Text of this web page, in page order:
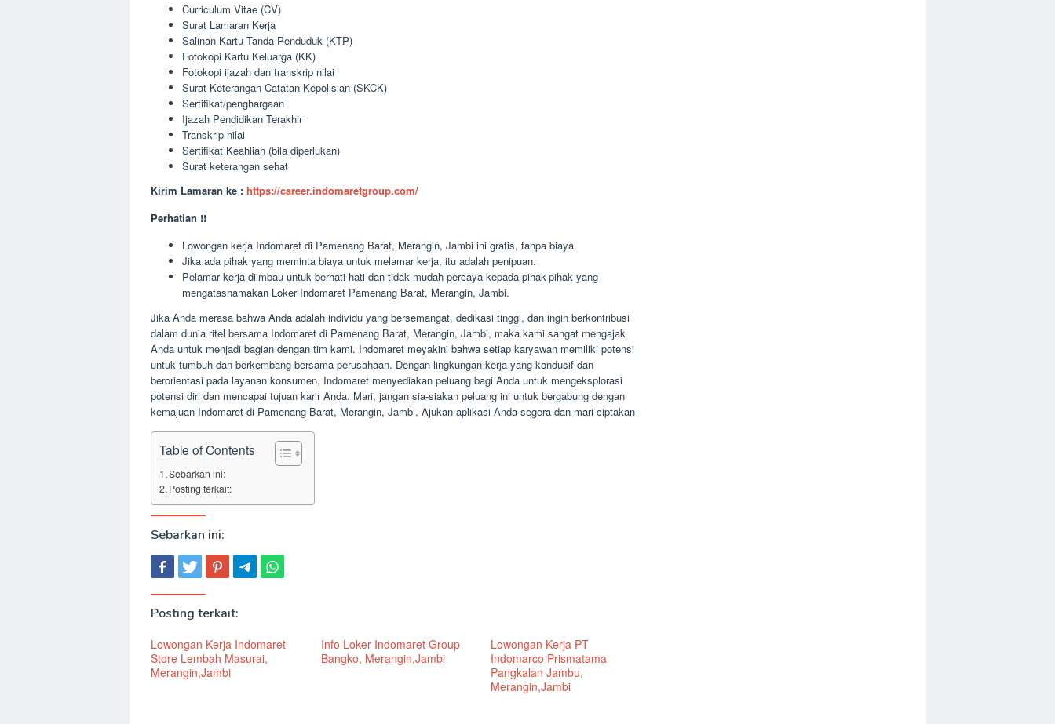
Curriculum Vitae (CV)
Surat Lamaran Kerja
Salinan Kartu Tanda Penduduk (KTP)
Fotokopi Kartu Keluarga (KK)
Fotokopi ijazah dan transkrip nilai
Surat Keterangan Catatan Kepolisian (SKCK)
Sertifikat/penghargaan
Ijazah Pendidikan Terakhir
Transkrip nilai
Sertifikat Keahlian (bila diperlukan)
Surat keterangan sehat
Kirim Lamaran ke : https://career.indomaretgroup.com/
Perhatian !!
Lowongan kerja Indomaret di Pamenang Barat, Merangin, Jambi ini gratis, tanpa biaya.
Jika ada pihak yang meminta biaya untuk melamar kerja, itu adalah penipuan.
Pelamar kerja diimbau untuk berhati-hati dan tidak mudah percaya kepada pihak-pihak yang
mengatasnamakan Loker Indomaret Pamenang Barat, Merangin, Jambi.
Jika Anda merasa bahwa Anda adalah individu yang bersemangat, dedikasi tinggi, dan ingin berkontribusi
dalam dunia ritel bersama Indomaret di Pamenang Barat, Merangin, Jambi, maka kami sangat mengajak
Anda untuk menjadi bagian dengan tim kami. Indomaret meyakini bahwa setiap karyawan memiliki potensi
untuk tumbuh dan berkembang bersama perusahaan. Dengan lingkungan kerja yang kondusif dan
berorientasi pada layanan konsumen, Indomaret menyediakan peluang bagi Anda untuk mengeksplorasi
potensi diri dan mencapai tujuan karir Anda. Mari, jangan sia-siakan peluang ini untuk bergabung dengan
kemajuan Indomaret di Pamenang Barat, Merangin, Jambi. Ajukan aplikasi Anda segera dan mari ciptakan
Table of Contents
Sebarkan ini:
Posting terkait:
Sebarkan ini:
Posting terkait:
Lowongan Kerja Indomaret
Store Lembah Masurai,
Merangin,Jambi
Info Loker Indomaret Group
Bangko, Merangin,Jambi
Lowongan Kerja PT
Indomarco Prismatama
Pangkalan Jambu,
Merangin,Jambi